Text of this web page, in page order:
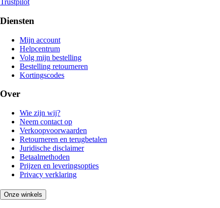
Trustpilot
Diensten
Mijn account
Helpcentrum
Volg mijn bestelling
Bestelling retourneren
Kortingscodes
Over
Wie zijn wij?
Neem contact op
Verkoopvoorwaarden
Retourneren en terugbetalen
Juridische disclaimer
Betaalmethoden
Prijzen en leveringsopties
Privacy verklaring
Onze winkels